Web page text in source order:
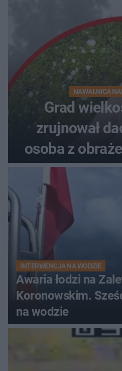
NAWAŁNICA
Grad
zrujnował
osoba z
do
INTERWENCJA NA WODZIE
Awaria łodzi na
Koronowskim.
na wodzie